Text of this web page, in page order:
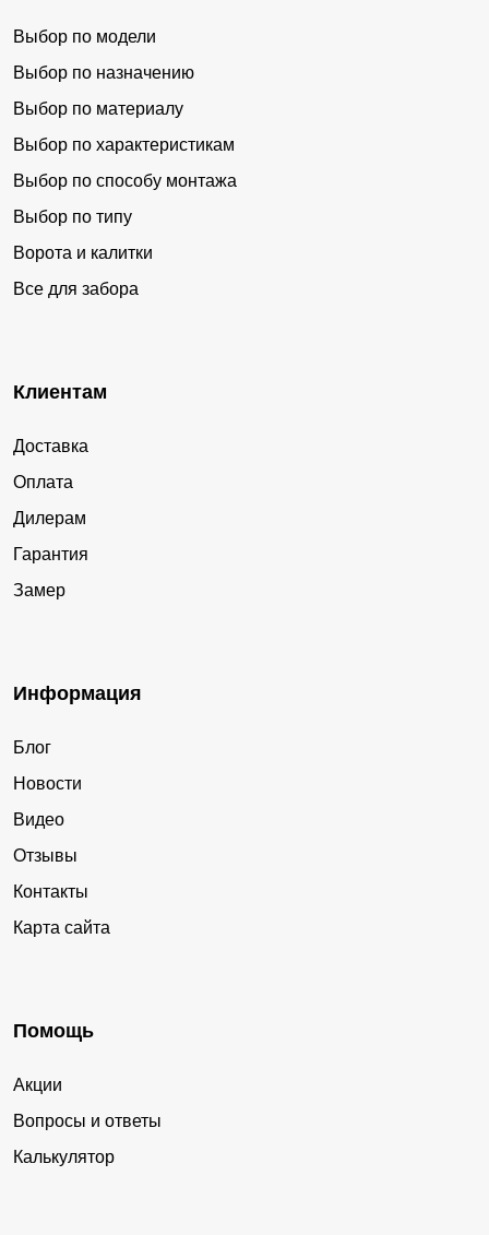
Выбор по модели
Выбор по назначению
Выбор по материалу
Выбор по характеристикам
Выбор по способу монтажа
Выбор по типу
Ворота и калитки
Все для забора
Клиентам
Доставка
Оплата
Дилерам
Гарантия
Замер
Информация
Блог
Новости
Видео
Отзывы
Контакты
Карта сайта
Помощь
Акции
Вопросы и ответы
Калькулятор